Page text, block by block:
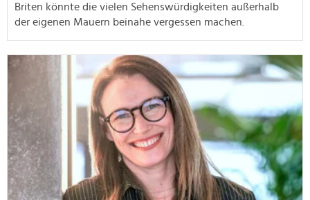
Briten könnte die vielen Sehenswürdigkeiten außerhalb
der eigenen Mauern beinahe vergessen machen.